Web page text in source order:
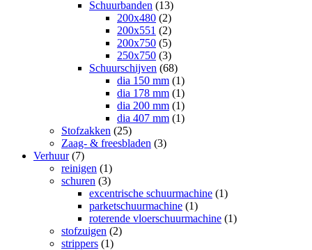
Schuurbanden (13)
200x480 (2)
200x551 (2)
200x750 (5)
250x750 (3)
Schuurschijven (68)
dia 150 mm (1)
dia 178 mm (1)
dia 200 mm (1)
dia 407 mm (1)
Stofzakken (25)
Zaag- & freesbladen (3)
Verhuur (7)
reinigen (1)
schuren (3)
excentrische schuurmachine (1)
parketschuurmachine (1)
roterende vloerschuurmachine (1)
stofzuigen (2)
strippers (1)